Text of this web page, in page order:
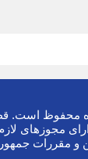
محفوظ است.
مجوزهای
و مقررات